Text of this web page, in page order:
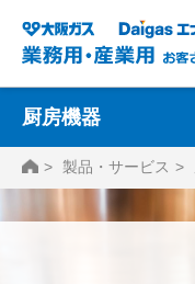
厨房機器
HOME製品・サービス